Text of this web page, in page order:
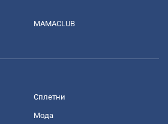
MAMACLUB
Сплетни
Мода